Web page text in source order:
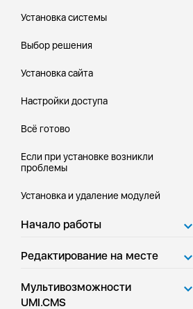
Установка системы
Выбор решения
Установка сайта
Настройки доступа
Всё готово
Если при установке возникли
проблемы
Установка и удаление модулей
Начало работы
Редактирование на месте
Мультивозможности
UMI.CMS